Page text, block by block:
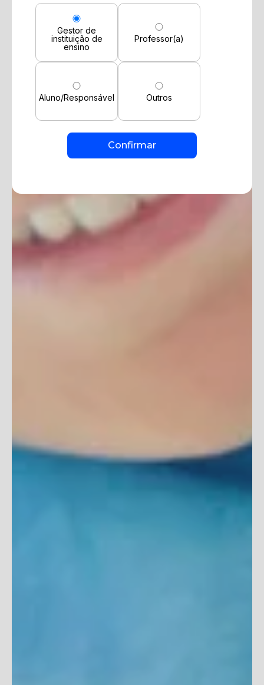
Gestor de
instituição de
ensino
Professor(a)
Aluno/Responsável Outros